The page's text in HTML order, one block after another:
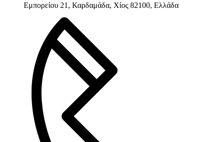
Εμπορείου 21, Καρδαμάδα, Χίος 82100, Ελλάδα